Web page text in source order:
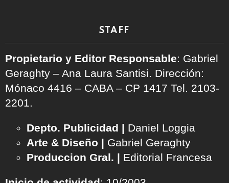
STAFF
Propietario y Editor Responsable: Gabriel
Geraghty – Ana Laura Santisi. Dirección:
Mónaco 4416 – CABA – CP 1417 Tel. 2103-
2201.
Depto. Publicidad | Daniel Loggia
Arte & Diseño | Gabriel Geraghty
Produccion Gral. | Editorial Francesa